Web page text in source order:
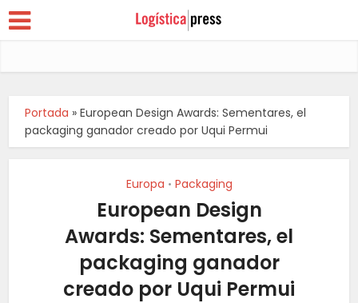
Portada »European Design Awards: Sementares, el
packaging ganador creado por Uqui Permui
Europa • Packaging
European Design
Awards: Sementares, el
packaging ganador
creado por Uqui Permui